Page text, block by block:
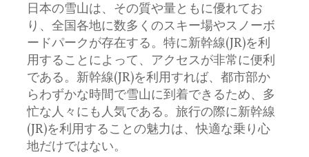
日本の雪山は、その質や量ともに優れてお
り、全国各地に数多くのスキー場やスノーボ
ードパークが存在する。特に新幹線(JR)を利
用することによって、アクセスが非常に便利
である。新幹線(JR)を利用すれば、都市部か
らわずかな時間で雪山に到着できるため、多
忙な人々にも人気である。旅行の際に新幹線
(JR)を利用することの魅力は、快適な乗り心
地だけではない。